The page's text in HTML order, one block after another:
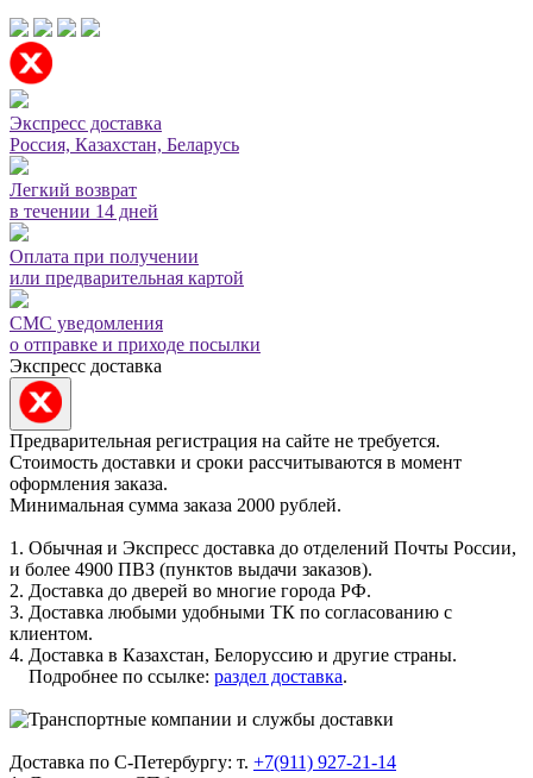
Экспресс доставка
Россия, Казахстан, Беларусь
Легкий возврат
в течении 14 дней
Оплата при получении
или предварительная картой
СМС уведомления
о отправке и приходе посылки
Экспресс доставка
Предварительная регистрация на сайте не требуется.
Стоимость доставки и сроки рассчитываются в момент
оформления заказа.
Минимальная сумма заказа 2000 рублей.
1. Обычная и Экспресс доставка до отделений Почты России,
и более 4900 ПВЗ (пунктов выдачи заказов).
2. Доставка до дверей во многие города РФ.
3. Доставка любыми удобными ТК по согласованию с
клиентом.
4. Доставка в Казахстан, Белоруссию и другие страны.
Подробнее по ссылке: раздел доставка.
Доставка по С-Петербургу: т. +7(911) 927-21-14